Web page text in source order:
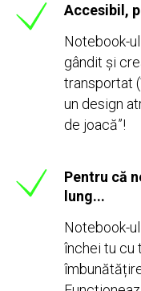
Accesibil,
Notebook-
gândit și
transportat
un design
de joacă”!
Pentru că
lung...
Notebook-
închei tu cu